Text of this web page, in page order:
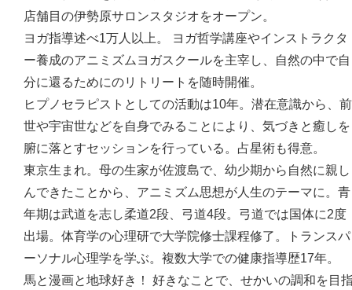
店舗目の伊勢原サロンスタジオをオープン。
ヨガ指導述べ1万人以上。 ヨガ哲学講座やインストラクタ
ー養成のアニミズムヨガスクールを主宰し、自然の中で自
分に還るためにのリトリートを随時開催。
ヒプノセラピストとしての活動は10年。潜在意識から、前
世や宇宙世などを自身でみることにより、気づきと癒しを
腑に落とすセッションを行っている。占星術も得意。
東京生まれ。母の生家が佐渡島で、幼少期から自然に親し
んできたことから、アニミズム思想が人生のテーマに。青
年期は武道を志し柔道2段、弓道4段。弓道では国体に2度
出場。体育学の心理研で大学院修士課程修了。トランスパ
ーソナル心理学を学ぶ。複数大学での健康指導歴17年。
馬と漫画と地球好き！ 好きなことで、せかいの調和を目